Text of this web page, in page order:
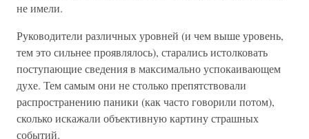
не имели.
Руководители различных уровней (и чем выше уровень,
тем это сильнее проявлялось), старались истолковать
поступающие сведения в максимально успокаивающем
духе. Тем самым они не столько препятствовали
распространению паники (как часто говорили потом),
сколько искажали объективную картину страшных
событий.